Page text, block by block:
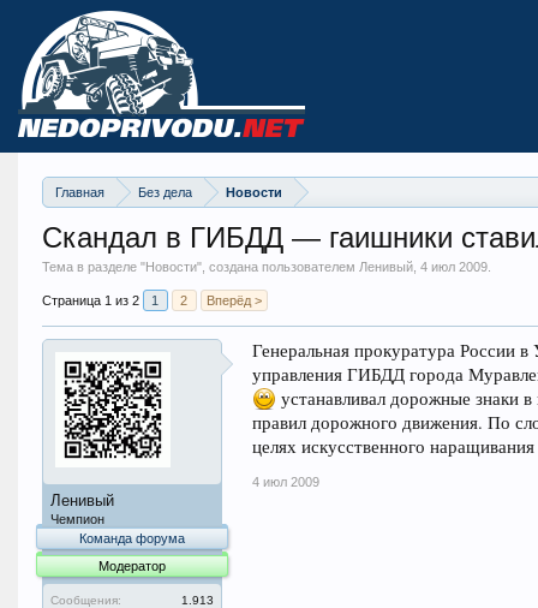
Главная Без дела Новости
Скандал в ГИБДД — гаишники
Тема в разделе "Новости", создана пользователем Ленивый, 4 июл 2009.
Страница 1 из 2 1 2 Вперёд >
Ленивый
Чемпион
Команда форума
Модератор
Сообщения:
1.913
Генеральная прокуратура России
управления ГИБДД города
устанавливал дорожные знаки
правил дорожного движения. По
целях искусственного
4 июл 2009